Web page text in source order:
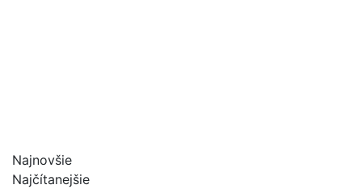
Najnovšie
Najčítanejšie